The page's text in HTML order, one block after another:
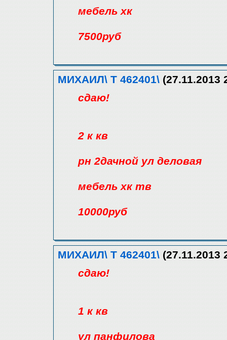
мебель хк
7500руб
МИХАИЛ\ Т 462401\ (27.11.2013
сдаю!
2 к кв
рн 2дачной ул деловая
мебель хк тв
10000руб
МИХАИЛ\ Т 462401\ (27.11.2013
сдаю!
1 к кв
ул панфилова